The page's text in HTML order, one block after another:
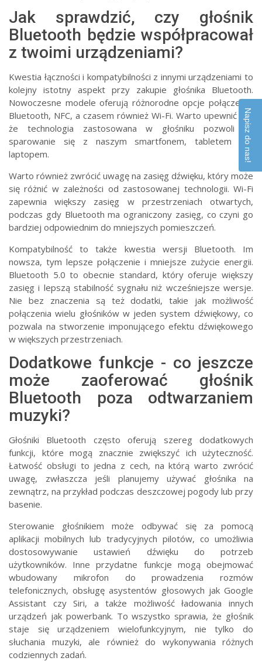
Jak sprawdzić, czy głośnik
Bluetooth będzie współpracował
z twoimi urządzeniami?
Kwestia łączności i kompatybilności z innymi urządzeniami to
kolejny istotny aspekt przy zakupie głośnika Bluetooth.
Nowoczesne modele oferują różnorodne opcje połączenia:
Bluetooth, NFC, a czasem również Wi-Fi. Warto upewnić się,
że technologia zastosowana w głośniku pozwoli na
sparowanie się z naszym smartfonem, tabletem czy
laptopem.
Warto również zwrócić uwagę na zasięg dźwięku, który może
się różnić w zależności od zastosowanej technologii. Wi-Fi
zapewnia większy zasięg w przestrzeniach otwartych,
podczas gdy Bluetooth ma ograniczony zasięg, co czyni go
bardziej odpowiednim do mniejszych pomieszczeń.
Kompatybilność to także kwestia wersji Bluetooth. Im
nowsza, tym lepsze połączenie i mniejsze zużycie energii.
Bluetooth 5.0 to obecnie standard, który oferuje większy
zasięg i lepszą stabilność sygnału niż wcześniejsze wersje.
Nie bez znaczenia są też dodatki, takie jak możliwość
połączenia wielu głośników w jeden system dźwiękowy, co
pozwala na stworzenie imponującego efektu dźwiękowego
w większych przestrzeniach.
Dodatkowe funkcje - co jeszcze
może zaoferować głośnik
Bluetooth poza odtwarzaniem
muzyki?
Głośniki Bluetooth często oferują szereg dodatkowych
funkcji, które mogą znacznie zwiększyć ich użyteczność.
Łatwość obsługi to jedna z cech, na którą warto zwrócić
uwagę, zwłaszcza jeśli planujemy używać głośnika na
zewnątrz, na przykład podczas deszczowej pogody lub przy
basenie.
Sterowanie głośnikiem może odbywać się za pomocą
aplikacji mobilnych lub tradycyjnych pilotów, co umożliwia
dostosowywanie ustawień dźwięku do potrzeb
użytkowników. Inne przydatne funkcje mogą obejmować
wbudowany mikrofon do prowadzenia rozmów
telefonicznych, obsługę asystentów głosowych jak Google
Assistant czy Siri, a także możliwość ładowania innych
urządzeń jak powerbank. To wszystko sprawia, że głośnik
staje się urządzeniem wielofunkcyjnym, nie tylko do
słuchania muzyki, ale również do wykonywania różnych
codziennych zadań.
Napisz do nas!